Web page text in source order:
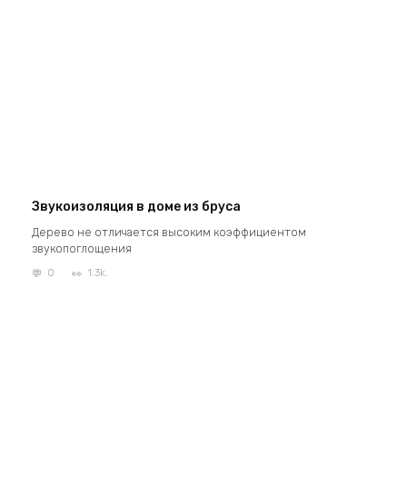
Звукоизоляция в доме из бруса
Дерево не отличается высоким коэффициентом
звукопоглощения
0 1.3k.